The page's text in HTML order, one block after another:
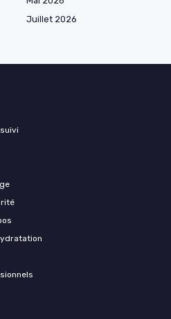
Juillet 2026